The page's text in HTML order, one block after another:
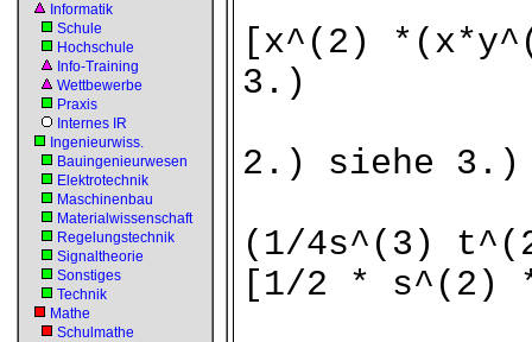
Informatik
Schule
Hochschule
Info-Training
Wettbewerbe
Praxis
Internes IR
Ingenieurwiss.
Bauingenieurwesen
Elektrotechnik
Maschinenbau
Materialwissenschaft
Regelungstechnik
Signaltheorie
Sonstiges
Technik
Mathe
Schulmathe
[x^(2)
3.)
2.) siehe 3.)
(1/4s^(3)
[1/2 * s^(2)